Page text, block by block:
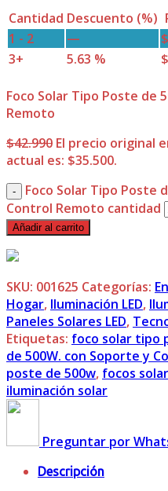
Cantidad Descuento (%)
1 - 2
— $
3+
5.63 % $
Foco Solar Tipo Poste de
Remoto
$42.990 El precio original
actual es: $35.500.
Foco Solar Tipo Poste
Control Remoto cantidad
Añadir al carrito
SKU: 001625 Categorías:
Hogar, Iluminación LED,
Paneles Solares LED,
Etiquetas: foco solar tipo
de 500W. con Soporte y
poste de 500w, focos
iluminación solar
Preguntar por
Descripción